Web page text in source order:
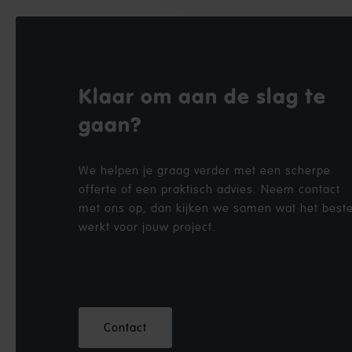
Klaar om aan de slag te
gaan?
We helpen je graag verder met een scherpe
offerte of een praktisch advies. Neem contact
met ons op, dan kijken we samen wat het
werkt voor jouw project.
Contact